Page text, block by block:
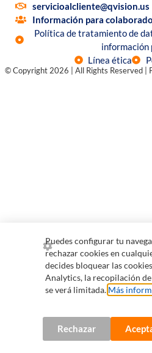
servicioalcliente@qvision.us
Información para
Política de tratamiento de
información
Línea ética
© Copyright 2026 | All Rights Reserved |
Puedes configurar tu
rechazar cookies en
decides bloquear las
Analytics, la recopilación
se verá limitada. Más
Rechazar